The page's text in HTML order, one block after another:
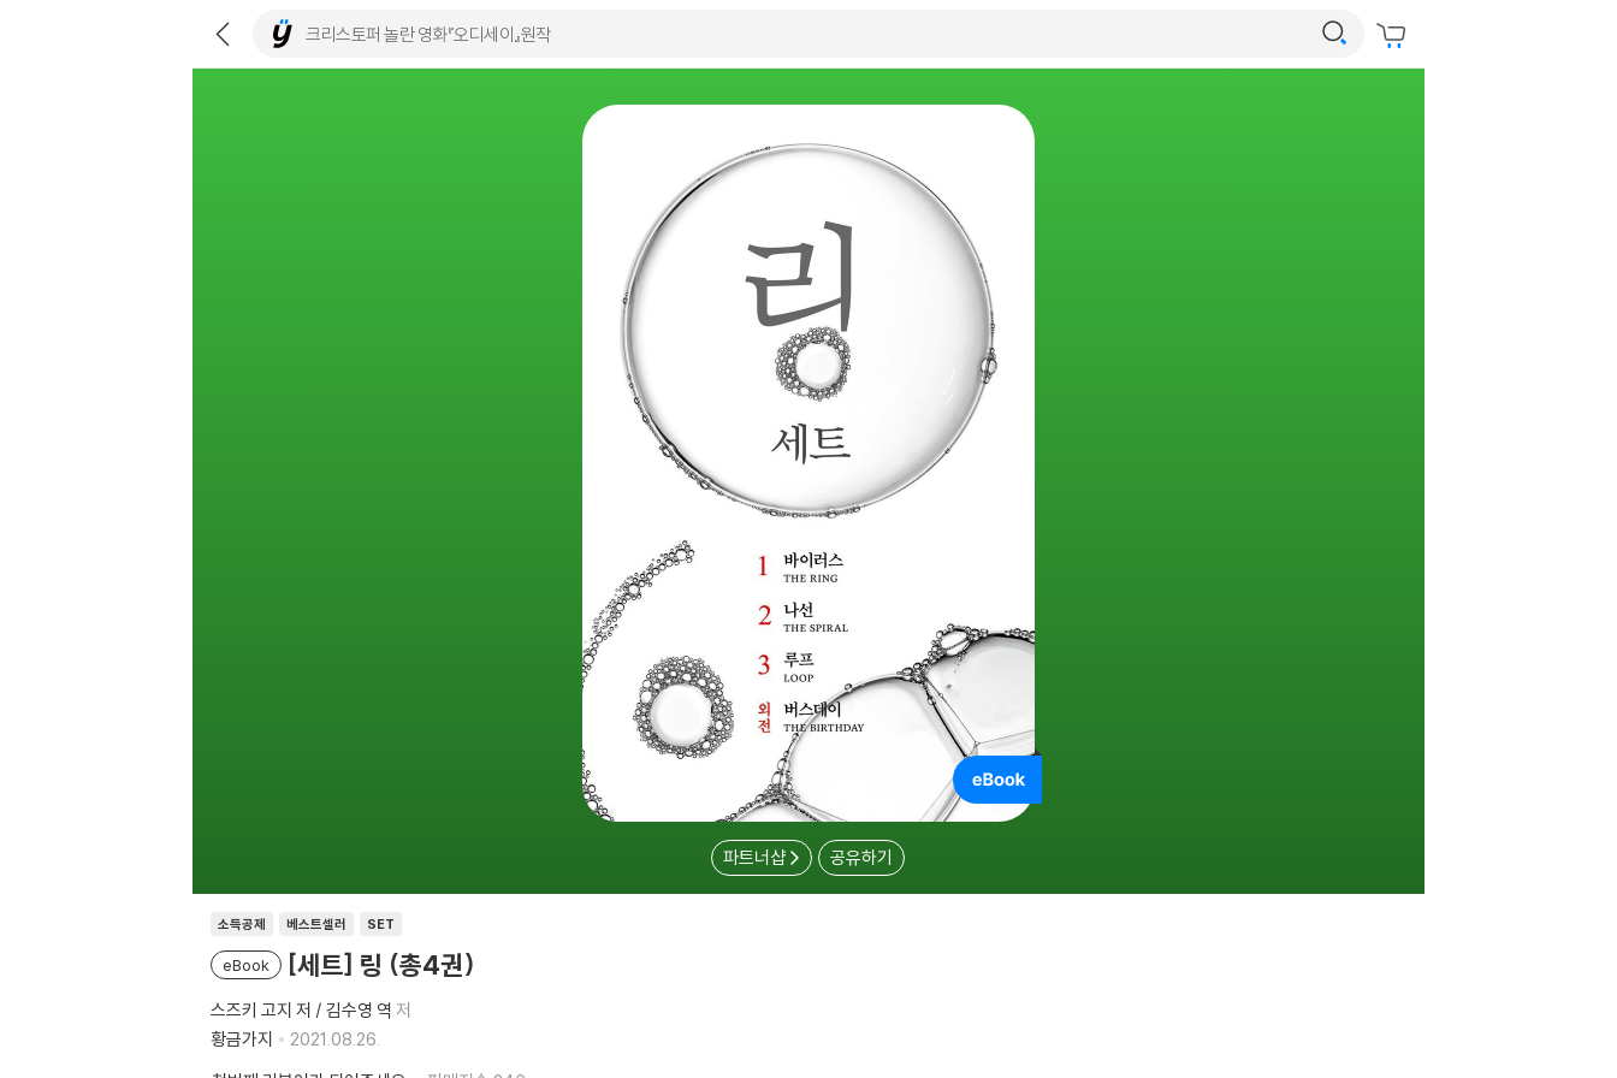
파트너샵 공유하기
소득공제 베스트셀러 SET
eBook [세트] 링 (총4권)
스즈키 고지 저 / 김수영 역 저
황금가지
2021.08.26.